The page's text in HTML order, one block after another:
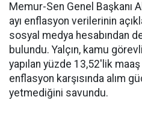
Memur-Sen Genel Başkanı
ayı enflasyon verilerinin
sosyal medya hesabından
bulundu. Yalçın, kamu
yapılan yüzde 13,52'lik maaş
enflasyon karşısında alım
yetmediğini savundu.